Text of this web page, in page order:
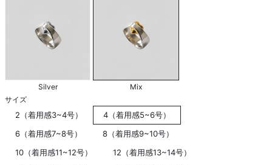
Silver
Mix
サイズ
2（着用感3~4号）
4（着用感5~6号）
6（着用感7~8号）
8（着用感9~10号）
10（着用感11~12号）
12（着用感13~14号）